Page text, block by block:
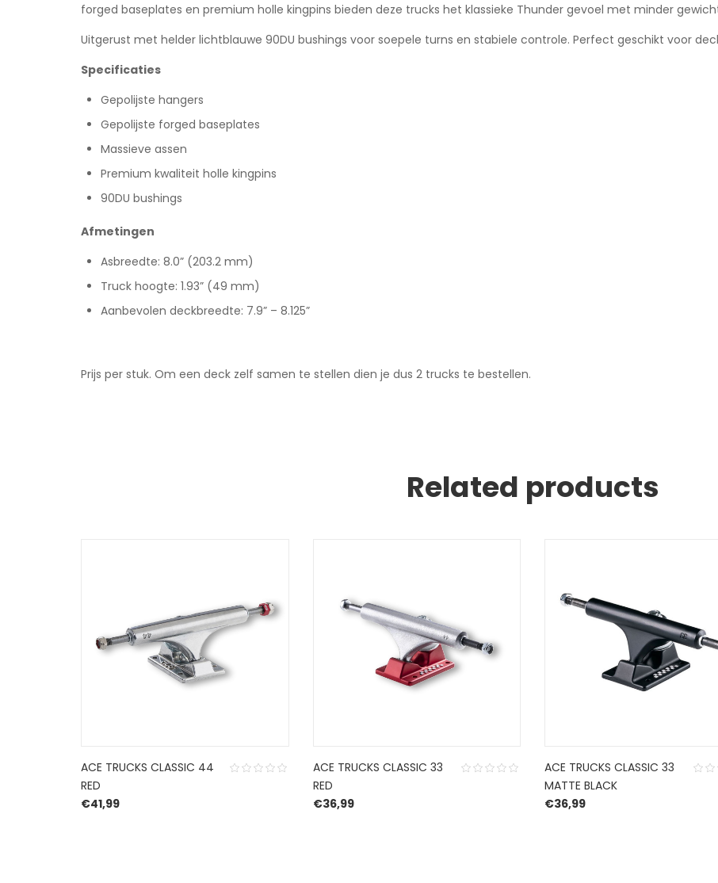
forged baseplates en premium holle kingpins bieden deze trucks het klassieke Thunder gevoel met minder
Uitgerust met helder lichtblauwe 90DU bushings voor soepele turns en stabiele controle. Perfect geschikt voor
Specificaties
Gepolijste hangers
Gepolijste forged baseplates
Massieve assen
Premium kwaliteit holle kingpins
90DU bushings
Afmetingen
Asbreedte: 8.0” (203.2 mm)
Truck hoogte: 1.93” (49 mm)
Aanbevolen deckbreedte: 7.9” – 8.125”
Prijs per stuk. Om een deck zelf samen te stellen dien je dus 2 trucks te bestellen.
Related products
ACE TRUCKS CLASSIC 44
RED
€41,99
ACE TRUCKS CLASSIC 33
RED
€36,99
ACE TRUCKS CLASSIC 33
MATTE BLACK
€36,99